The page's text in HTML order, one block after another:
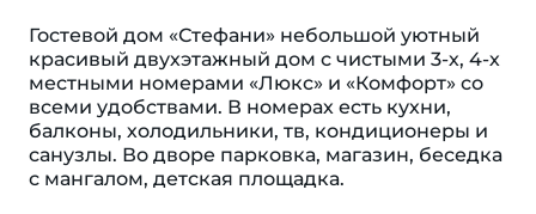
Гостевой дом «Стефани» небольшой уютный
красивый двухэтажный дом с чистыми 3-х, 4-х
местными номерами «Люкс» и «Комфорт» со
всеми удобствами. В номерах есть кухни,
балконы, холодильники, тв, кондиционеры и
санузлы. Во дворе парковка, магазин, беседка
с мангалом, детская площадка.